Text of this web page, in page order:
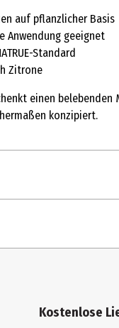
auf pflanzlicher Basis
Anwendung geeignet
Standard
Zitrone
einen
konzipiert.
Kostenlose